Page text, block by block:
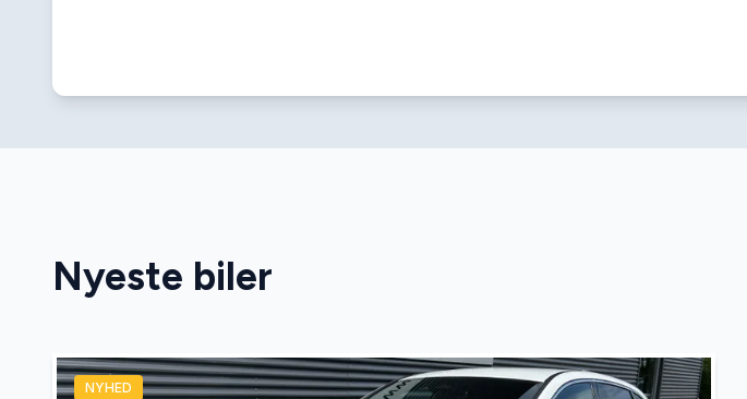
Nyeste biler
NYHED